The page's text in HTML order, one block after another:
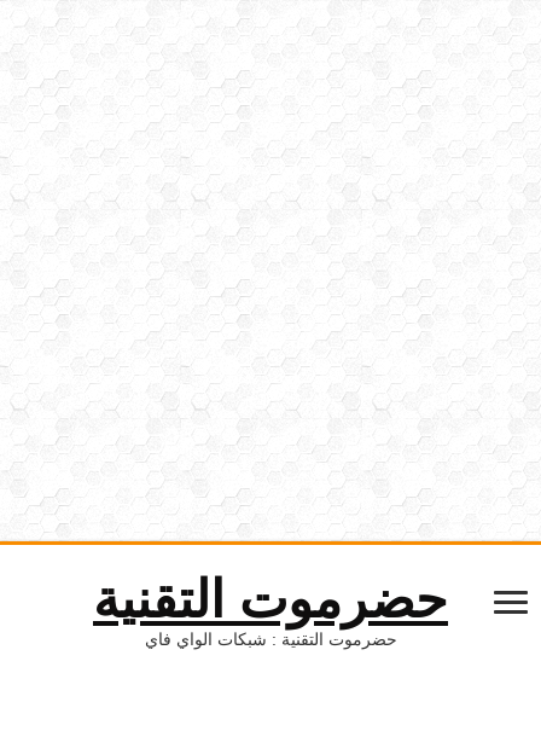
حضرموت التقنية
حضرموت التقنية : شبكات الواي فاي